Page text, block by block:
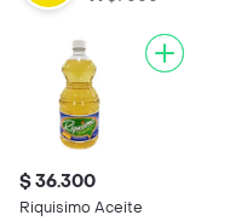
$ 36.300
Riquisimo Aceite